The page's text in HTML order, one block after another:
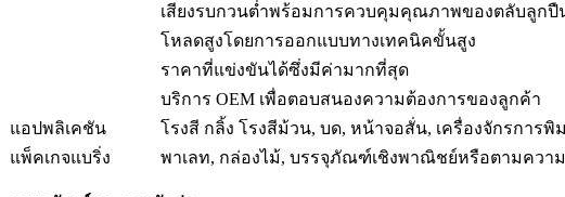
เสียงรบกวนต่ำพร้อมการควบคุมคุณภาพของตลับลูกปืน
โหลดสูงโดยการออกแบบทางเทคนิคขั้นสูง
ราคาที่แข่งขันได้ซึ่งมีค่ามากที่สุด
บริการ OEM เพื่อตอบสนองความต้องการของลูกค้า
แอปพลิเคชัน
โรงสี กลิ้ง โรงสีม้วน, บด, หน้าจอสั่น, เครื่องจักรการ
แพ็คเกจแบริ่ง
พาเลท, กล่องไม้, บรรจุภัณฑ์เชิงพาณิชย์หรือตามควา